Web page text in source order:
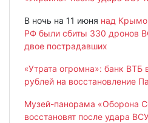
В ночь на 11 июня над
РФ были сбиты 330 дронов
двое пострадавших
«Утрата огромна»: банк ВТБ
рублей на восстановление
Музей-панорама «Оборона
восстановят после удара